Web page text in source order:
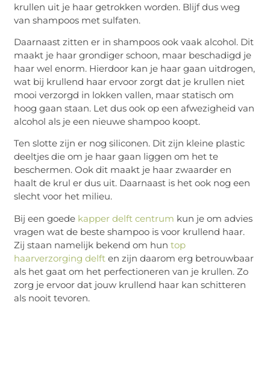
krullen uit je haar getrokken worden. Blijf dus weg
van shampoos met sulfaten.
Daarnaast zitten er in shampoos ook vaak alcohol. Dit
maakt je haar grondiger schoon, maar beschadigd je
haar wel enorm. Hierdoor kan je haar gaan uitdrogen,
wat bij krullend haar ervoor zorgt dat je krullen niet
mooi verzorgd in lokken vallen, maar statisch om
hoog gaan staan. Let dus ook op een afwezigheid van
alcohol als je een nieuwe shampoo koopt.
Ten slotte zijn er nog siliconen. Dit zijn kleine plastic
deeltjes die om je haar gaan liggen om het te
beschermen. Ook dit maakt je haar zwaarder en
haalt de krul er dus uit. Daarnaast is het ook nog een
slecht voor het milieu.
Bij een goede kapper delft centrum kun je om advies
vragen wat de beste shampoo is voor krullend haar.
Zij staan namelijk bekend om huntop
haarverzorging delft en zijn daarom erg betrouwbaar
als het gaat om het perfectioneren van je krullen. Zo
zorg je ervoor dat jouw krullend haar kan schitteren
als nooit tevoren.